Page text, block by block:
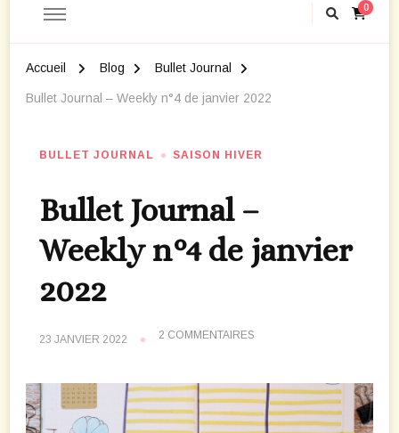
0
Accueil Blog Bullet Journal
Bullet Journal – Weekly n°4 de janvier 2022
BULLET JOURNAL SAISON HIVER
Bullet Journal –
Weekly n°4 de janvier
2022
23 JANVIER 2022 2 COMMENTAIRES
WEEKLY
N°4
DE